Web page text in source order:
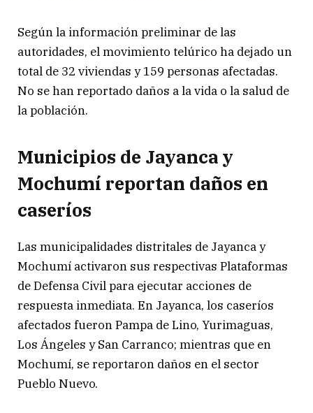
Según la información preliminar de las
autoridades, el movimiento telúrico ha dejado un
total de 32 viviendas y 159 personas afectadas.
No se han reportado daños a la vida o la salud de
la población.
Municipios de Jayanca y
Mochumí reportan daños en
caseríos
Las municipalidades distritales de Jayanca y
Mochumí activaron sus respectivas Plataformas
de Defensa Civil para ejecutar acciones de
respuesta inmediata. En Jayanca, los caseríos
afectados fueron Pampa de Lino, Yurimaguas,
Los Ángeles y San Carranco; mientras que en
Mochumí, se reportaron daños en el sector
Pueblo Nuevo.